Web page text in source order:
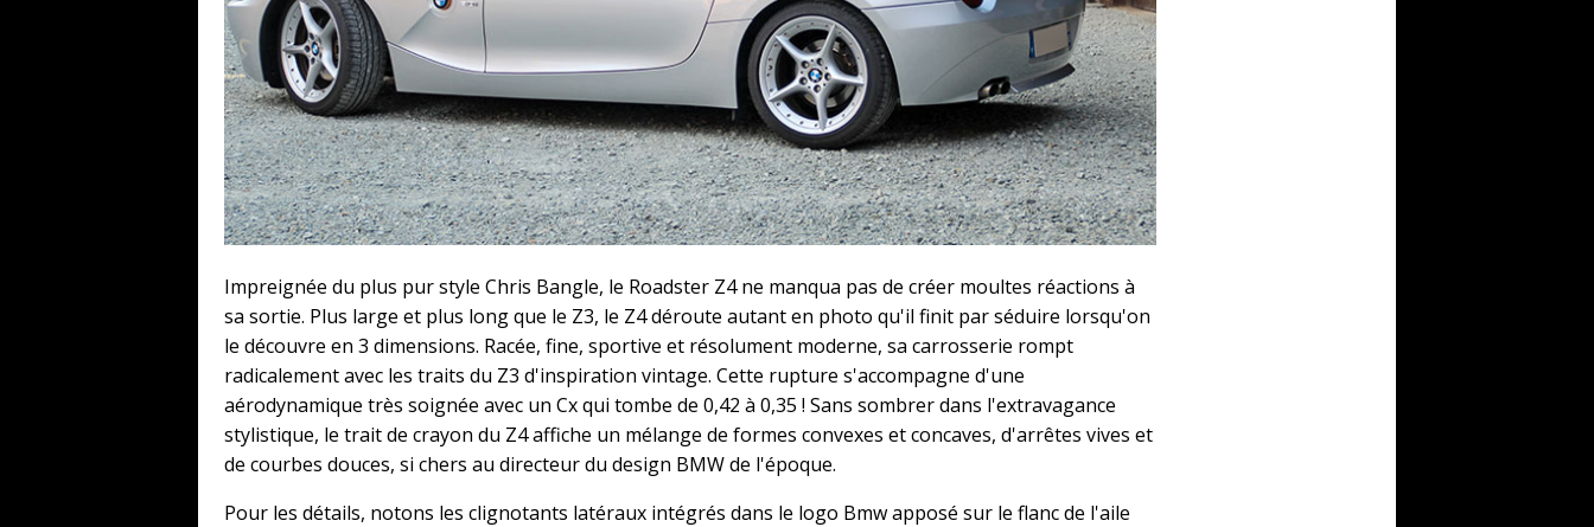
Impreignée du plus pur style Chris Bangle, le Roadster Z4 ne manqua pas de créer moultes réactions à
sa sortie. Plus large et plus long que le Z3, le Z4 déroute autant en photo qu'il finit par séduire lorsqu'on
le découvre en 3 dimensions. Racée, fine, sportive et résolument moderne, sa carrosserie rompt
radicalement avec les traits du Z3 d'inspiration vintage. Cette rupture s'accompagne d'une
aérodynamique très soignée avec un Cx qui tombe de 0,42 à 0,35 ! Sans sombrer dans l'extravagance
stylistique, le trait de crayon du Z4 affiche un mélange de formes convexes et concaves, d'arrêtes vives et
de courbes douces, si chers au directeur du design BMW de l'époque.
Pour les détails, notons les clignotants latéraux intégrés dans le logo Bmw apposé sur le flanc de l'aile